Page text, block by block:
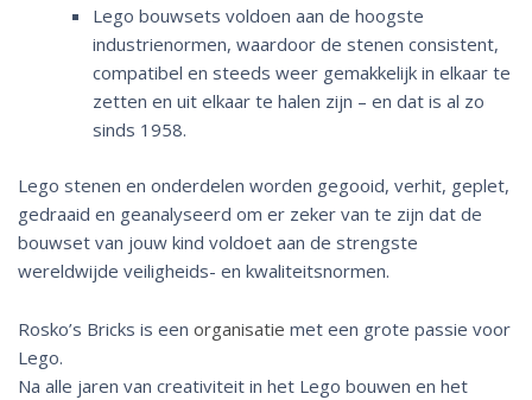
Lego bouwsets voldoen aan de hoogste
industrienormen, waardoor de stenen consistent,
compatibel en steeds weer gemakkelijk in elkaar te
zetten en uit elkaar te halen zijn – en dat is al zo
sinds 1958.
Lego stenen en onderdelen worden gegooid, verhit, geplet,
gedraaid en geanalyseerd om er zeker van te zijn dat de
bouwset van jouw kind voldoet aan de strengste
wereldwijde veiligheids- en kwaliteitsnormen.
Rosko’s Bricks is een organisatie met een grote passie voor
Lego.
Na alle jaren van creativiteit in het Lego bouwen en het